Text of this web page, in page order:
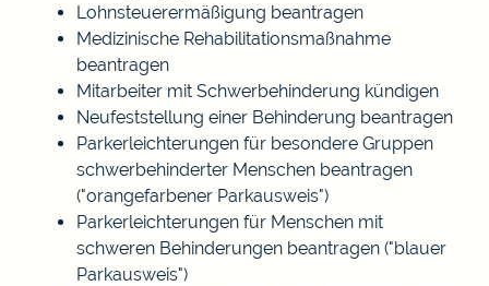
Lohnsteuerermäßigung beantragen
Medizinische Rehabilitationsmaßnahme
beantragen
Mitarbeiter mit Schwerbehinderung kündigen
Neufeststellung einer Behinderung beantragen
Parkerleichterungen für besondere Gruppen
schwerbehinderter Menschen beantragen
("orangefarbener Parkausweis")
Parkerleichterungen für Menschen mit
schweren Behinderungen beantragen ("blauer
Parkausweis")